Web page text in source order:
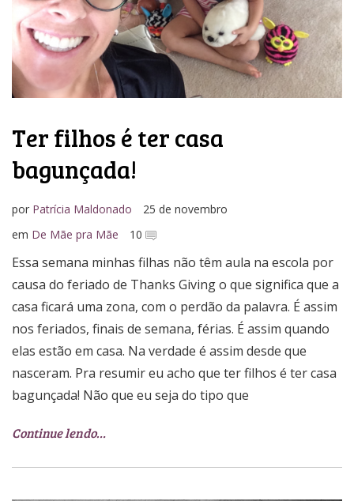
Ter filhos é ter casa
bagunçada!
por Patrícia Maldonado
25 de novembro
em De Mãe pra Mãe 10
Essa semana minhas filhas não têm aula na escola por
causa do feriado de Thanks Giving o que significa que a
casa ficará uma zona, com o perdão da palavra. É assim
nos feriados, finais de semana, férias. É assim quando
elas estão em casa. Na verdade é assim desde que
nasceram. Pra resumir eu acho que ter filhos é ter casa
bagunçada! Não que eu seja do tipo que
Continue lendo…